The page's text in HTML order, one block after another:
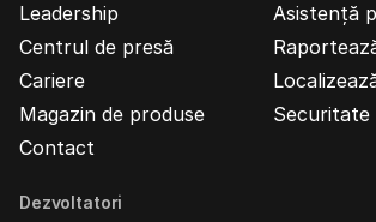
Leadership
Centrul de presă
Cariere
Magazin de produse
Contact
Asistență
Securitate
Dezvoltatori